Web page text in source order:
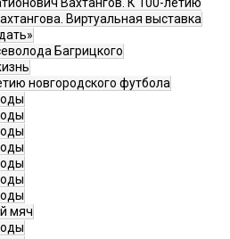
Вахтангов. К 100-летию
Виртуальная выставка
Багрицкого
новгородского футбола
мяч